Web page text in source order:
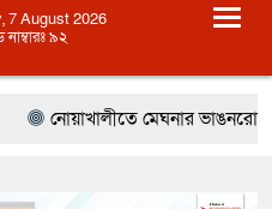
7 August 2026
৯২
নোয়াখালীতে মেঘনার ভাঙনরোধে